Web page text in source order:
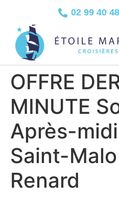
02 99 40
OFFRE
MINUTE
Après-
Saint-
Renard